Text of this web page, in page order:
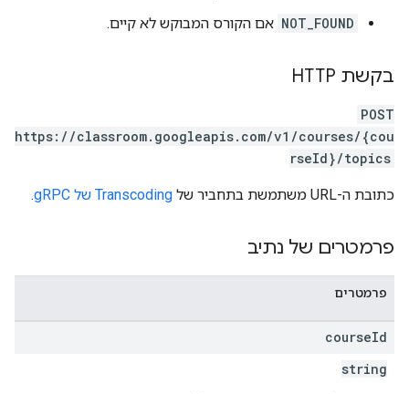
NOT_FOUND אם הקורס המבוקש לא קיים.
בקשת HTTP
POST
https://classroom.googleapis.com/v1/courses/{cou
rseId}/topics
כתובת ה-URL משתמשת בתחביר של Transcoding של gRPC .
פרמטרים של נתיב
פרמטרים
courseId
string